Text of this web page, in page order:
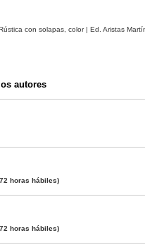
con solapas, color | Ed. Aristas
autores
horas hábiles)
horas hábiles)